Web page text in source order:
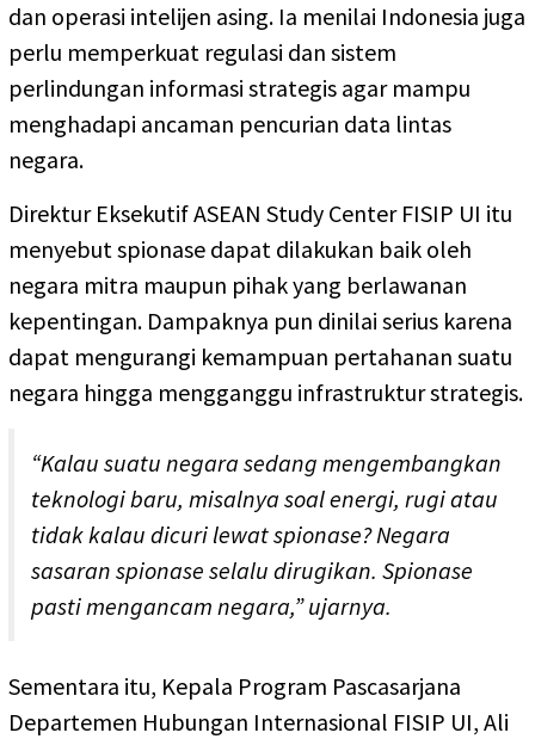
dan operasi intelijen asing. Ia menilai Indonesia juga
perlu memperkuat regulasi dan sistem
perlindungan informasi strategis agar mampu
menghadapi ancaman pencurian data lintas
negara.
Direktur Eksekutif ASEAN Study Center FISIP UI itu
menyebut spionase dapat dilakukan baik oleh
negara mitra maupun pihak yang berlawanan
kepentingan. Dampaknya pun dinilai serius karena
dapat mengurangi kemampuan pertahanan suatu
negara hingga mengganggu infrastruktur strategis.
“Kalau suatu negara sedang mengembangkan
teknologi baru, misalnya soal energi, rugi atau
tidak kalau dicuri lewat spionase? Negara
sasaran spionase selalu dirugikan. Spionase
pasti mengancam negara,” ujarnya.
Sementara itu, Kepala Program Pascasarjana
Departemen Hubungan Internasional FISIP UI, Ali